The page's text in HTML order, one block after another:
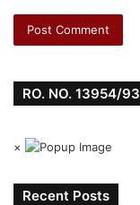
RO. NO. 13954/93
×
Recent Posts